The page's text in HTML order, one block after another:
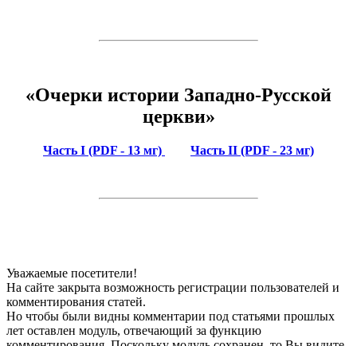
«Очерки истории Западно-Русской
церкви»
Часть I (PDF - 13 мг) Часть II (PDF - 23 мг)
Уважаемые посетители!
На сайте закрыта возможность регистрации пользователей и
комментирования статей.
Но чтобы были видны комментарии под статьями прошлых
лет оставлен модуль, отвечающий за функцию